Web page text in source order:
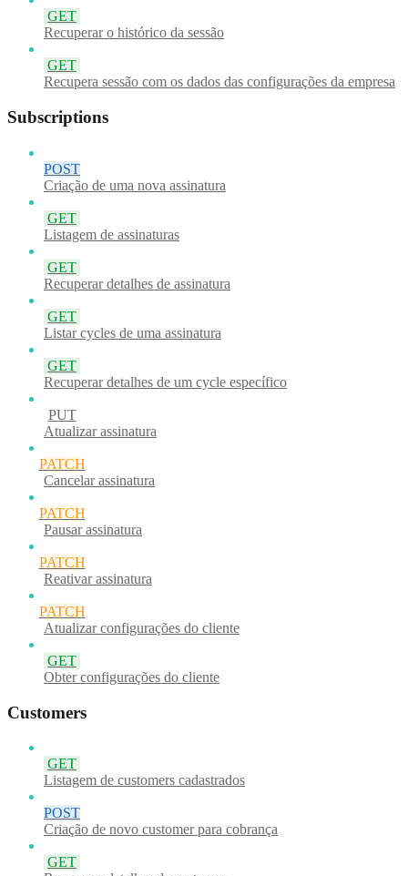
GET
Recuperar o histórico da sessão
GET
Recupera sessão com os dados das configurações da empresa
Subscriptions
POST
Criação de uma nova assinatura
GET
Listagem de assinaturas
GET
Recuperar detalhes de assinatura
GET
Listar cycles de uma assinatura
GET
Recuperar detalhes de um cycle específico
PUT
Atualizar assinatura
PATCH
Cancelar assinatura
PATCH
Pausar assinatura
PATCH
Reativar assinatura
PATCH
Atualizar configurações do cliente
GET
Obter configurações do cliente
Customers
GET
Listagem de customers cadastrados
POST
Criação de novo customer para cobrança
GET